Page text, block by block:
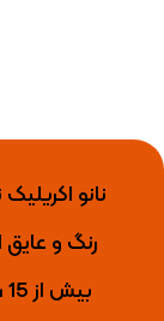
نانو
رنگ و عایق